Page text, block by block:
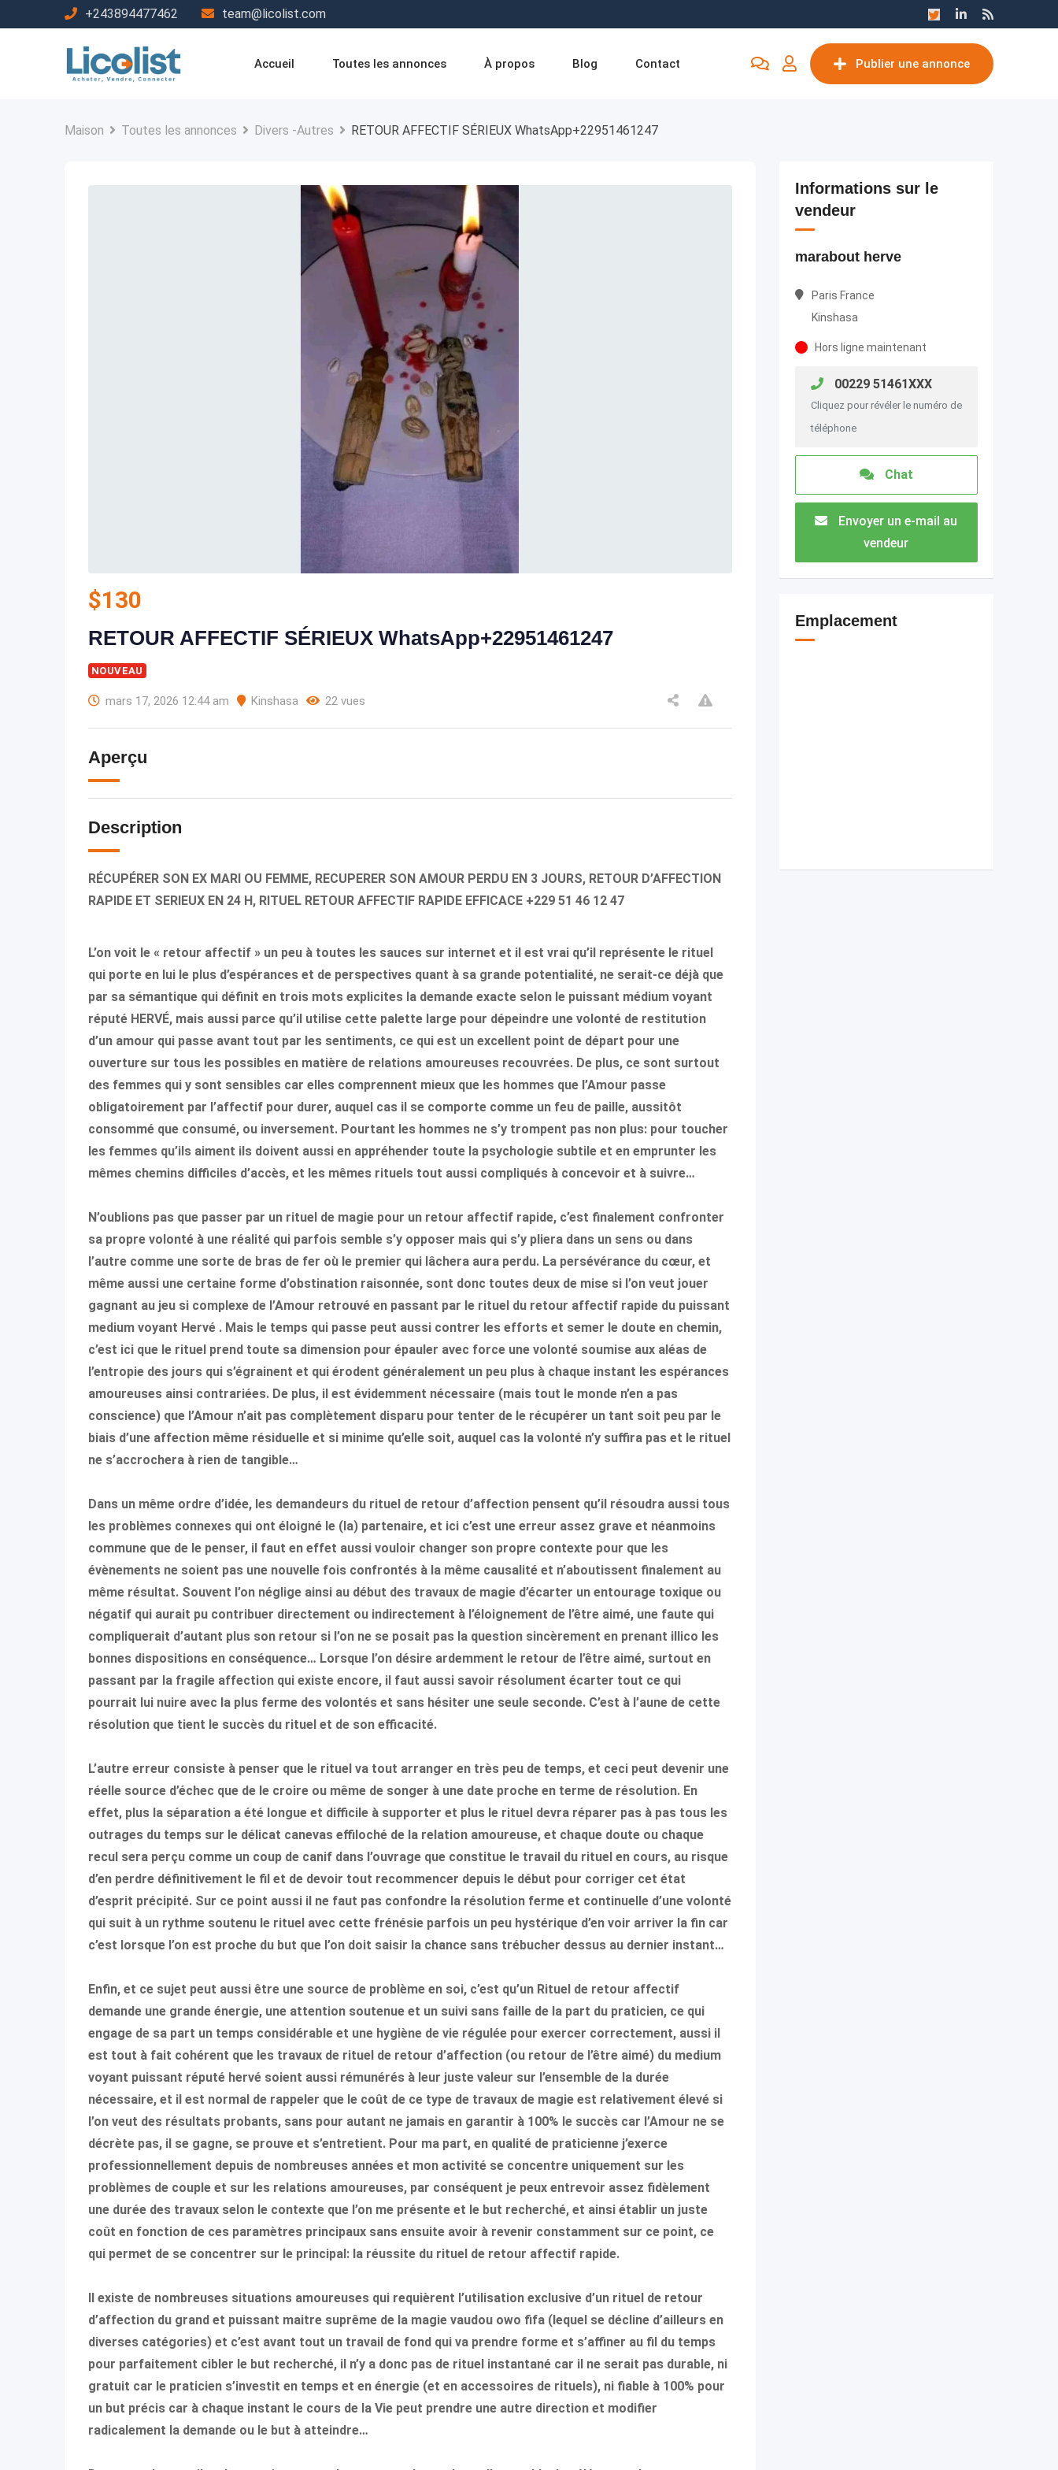
au
+243894477462 team@licolist.com
Accueil Toutes les annonces À propos Blog Contact Publier une annonce
Maison Toutes les annonces Divers -Autres RETOUR AFFECTIF SÉRIEUX WhatsApp+22951461247
$130
RETOUR AFFECTIF SÉRIEUX WhatsApp+22951461247
NOUVEAU
mars 17, 2026 12:44 am Kinshasa 22 vues
Aperçu
Description
RÉCUPÉRER SON EX MARI OU FEMME, RECUPERER SON AMOUR PERDU EN 3 JOURS, RETOUR D’AFFECTION
RAPIDE ET SERIEUX EN 24 H, RITUEL RETOUR AFFECTIF RAPIDE EFFICACE +229 51 46 12 47
L’on voit le « retour affectif » un peu à toutes les sauces sur internet et il est vrai qu’il représente le rituel
qui porte en lui le plus d’espérances et de perspectives quant à sa grande potentialité, ne serait-ce déjà que
par sa sémantique qui définit en trois mots explicites la demande exacte selon le puissant médium voyant
réputé HERVÉ, mais aussi parce qu’il utilise cette palette large pour dépeindre une volonté de restitution
d’un amour qui passe avant tout par les sentiments, ce qui est un excellent point de départ pour une
ouverture sur tous les possibles en matière de relations amoureuses recouvrées. De plus, ce sont surtout
des femmes qui y sont sensibles car elles comprennent mieux que les hommes que l’Amour passe
obligatoirement par l’affectif pour durer, auquel cas il se comporte comme un feu de paille, aussitôt
consommé que consumé, ou inversement. Pourtant les hommes ne s’y trompent pas non plus: pour toucher
les femmes qu’ils aiment ils doivent aussi en appréhender toute la psychologie subtile et en emprunter les
mêmes chemins difficiles d’accès, et les mêmes rituels tout aussi compliqués à concevoir et à suivre…
N’oublions pas que passer par un rituel de magie pour un retour affectif rapide, c’est finalement confronter
sa propre volonté à une réalité qui parfois semble s’y opposer mais qui s’y pliera dans un sens ou dans
l’autre comme une sorte de bras de fer où le premier qui lâchera aura perdu. La persévérance du cœur, et
même aussi une certaine forme d’obstination raisonnée, sont donc toutes deux de mise si l’on veut jouer
gagnant au jeu si complexe de l’Amour retrouvé en passant par le rituel du retour affectif rapide du puissant
medium voyant Hervé . Mais le temps qui passe peut aussi contrer les efforts et semer le doute en chemin,
c’est ici que le rituel prend toute sa dimension pour épauler avec force une volonté soumise aux aléas de
l’entropie des jours qui s’égrainent et qui érodent généralement un peu plus à chaque instant les espérances
amoureuses ainsi contrariées. De plus, il est évidemment nécessaire (mais tout le monde n’en a pas
conscience) que l’Amour n’ait pas complètement disparu pour tenter de le récupérer un tant soit peu par le
biais d’une affection même résiduelle et si minime qu’elle soit, auquel cas la volonté n’y suffira pas et le rituel
ne s’accrochera à rien de tangible…
Dans un même ordre d’idée, les demandeurs du rituel de retour d’affection pensent qu’il résoudra aussi tous
les problèmes connexes qui ont éloigné le (la) partenaire, et ici c’est une erreur assez grave et néanmoins
commune que de le penser, il faut en effet aussi vouloir changer son propre contexte pour que les
évènements ne soient pas une nouvelle fois confrontés à la même causalité et n’aboutissent finalement au
même résultat. Souvent l’on néglige ainsi au début des travaux de magie d’écarter un entourage toxique ou
négatif qui aurait pu contribuer directement ou indirectement à l’éloignement de l’être aimé, une faute qui
compliquerait d’autant plus son retour si l’on ne se posait pas la question sincèrement en prenant illico les
bonnes dispositions en conséquence… Lorsque l’on désire ardemment le retour de l’être aimé, surtout en
passant par la fragile affection qui existe encore, il faut aussi savoir résolument écarter tout ce qui
pourrait lui nuire avec la plus ferme des volontés et sans hésiter une seule seconde. C’est à l’aune de cette
résolution que tient le succès du rituel et de son efficacité.
L’autre erreur consiste à penser que le rituel va tout arranger en très peu de temps, et ceci peut devenir une
réelle source d’échec que de le croire ou même de songer à une date proche en terme de résolution. En
effet, plus la séparation a été longue et difficile à supporter et plus le rituel devra réparer pas à pas tous les
outrages du temps sur le délicat canevas effiloché de la relation amoureuse, et chaque doute ou chaque
recul sera perçu comme un coup de canif dans l’ouvrage que constitue le travail du rituel en cours, au risque
d’en perdre définitivement le fil et de devoir tout recommencer depuis le début pour corriger cet état
d’esprit précipité. Sur ce point aussi il ne faut pas confondre la résolution ferme et continuelle d’une volonté
qui suit à un rythme soutenu le rituel avec cette frénésie parfois un peu hystérique d’en voir arriver la fin car
c’est lorsque l’on est proche du but que l’on doit saisir la chance sans trébucher dessus au dernier instant…
Enfin, et ce sujet peut aussi être une source de problème en soi, c’est qu’un Rituel de retour affectif
demande une grande énergie, une attention soutenue et un suivi sans faille de la part du praticien, ce qui
engage de sa part un temps considérable et une hygiène de vie régulée pour exercer correctement, aussi il
est tout à fait cohérent que les travaux de rituel de retour d’affection (ou retour de l’être aimé) du medium
voyant puissant réputé hervé soient aussi rémunérés à leur juste valeur sur l’ensemble de la durée
nécessaire, et il est normal de rappeler que le coût de ce type de travaux de magie est relativement élevé si
l’on veut des résultats probants, sans pour autant ne jamais en garantir à 100% le succès car l’Amour ne se
décrète pas, il se gagne, se prouve et s’entretient. Pour ma part, en qualité de praticienne j’exerce
professionnellement depuis de nombreuses années et mon activité se concentre uniquement sur les
problèmes de couple et sur les relations amoureuses, par conséquent je peux entrevoir assez fidèlement
une durée des travaux selon le contexte que l’on me présente et le but recherché, et ainsi établir un juste
coût en fonction de ces paramètres principaux sans ensuite avoir à revenir constamment sur ce point, ce
qui permet de se concentrer sur le principal: la réussite du rituel de retour affectif rapide.
Il existe de nombreuses situations amoureuses qui requièrent l’utilisation exclusive d’un rituel de retour
d’affection du grand et puissant maitre suprême de la magie vaudou owo fifa (lequel se décline d’ailleurs en
diverses catégories) et c’est avant tout un travail de fond qui va prendre forme et s’affiner au fil du temps
pour parfaitement cibler le but recherché, il n’y a donc pas de rituel instantané car il ne serait pas durable, ni
gratuit car le praticien s’investit en temps et en énergie (et en accessoires de rituels), ni fiable à 100% pour
un but précis car à chaque instant le cours de la Vie peut prendre une autre direction et modifier
radicalement la demande ou le but à atteindre…
Informations sur le
vendeur
marabout herve
Paris France
Kinshasa
Hors ligne maintenant
00229 51461XXX
Cliquez pour révéler le numéro de
téléphone
Chat
Envoyer un e-mail au
vendeur
Emplacement